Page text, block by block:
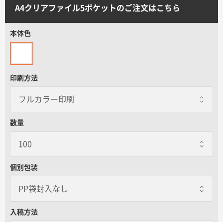
データ入稿ガイド
よくあるご質問
名入れグループサイト
A4クリアファイル5ポケットのご注文はこちら
本体色
印刷方法
数量
個別包装
PP袋封入なし
入稿方法